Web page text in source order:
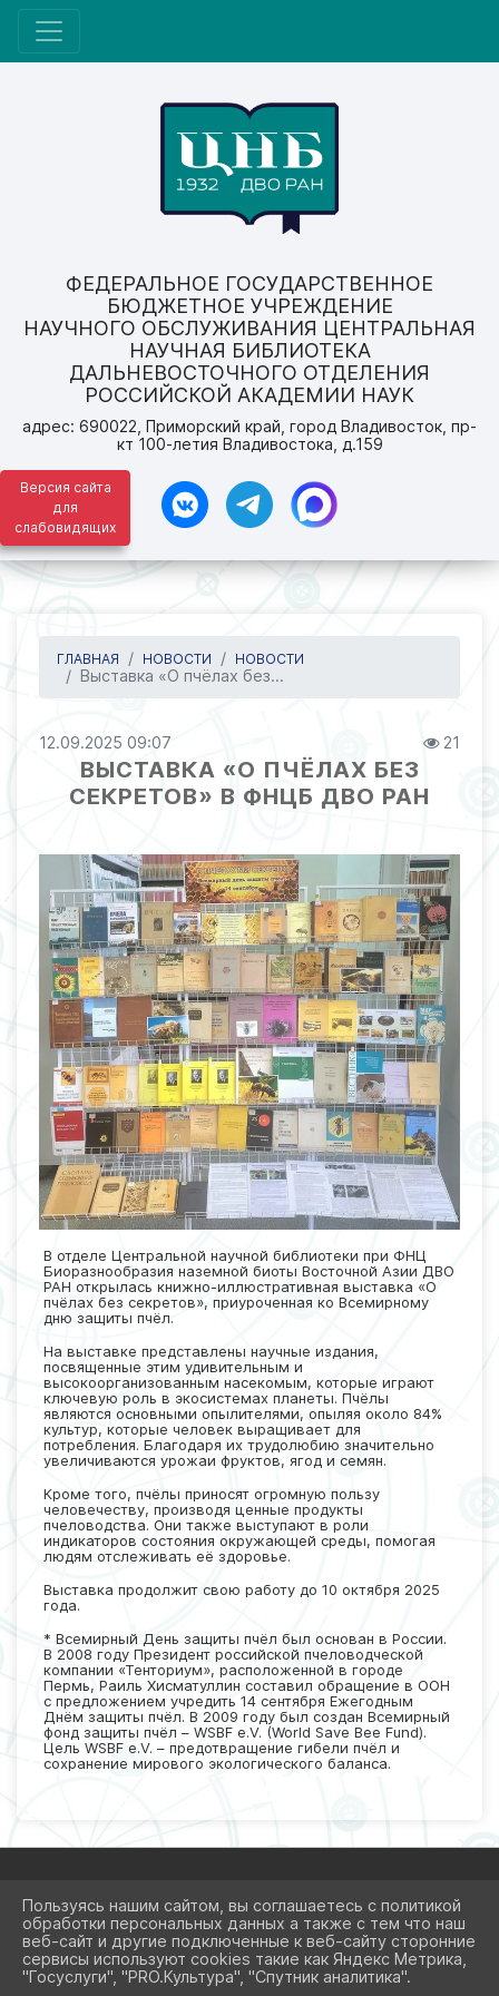
Версия сайта
для
слабовидящих
ФЕДЕРАЛЬНОЕ ГОСУДАРСТВЕННОЕ
БЮДЖЕТНОЕ УЧРЕЖДЕНИЕ
НАУЧНОГО ОБСЛУЖИВАНИЯ ЦЕНТРАЛЬНАЯ
НАУЧНАЯ БИБЛИОТЕКА
ДАЛЬНЕВОСТОЧНОГО ОТДЕЛЕНИЯ
РОССИЙСКОЙ АКАДЕМИИ НАУК
адрес: 690022, Приморский край, город Владивосток, пр-
кт 100-летия Владивостока, д.159
ГЛАВНАЯ НОВОСТИ НОВОСТИ
Выставка «О пчёлах без...
12.09.2025 09:07 21
ВЫСТАВКА «О ПЧЁЛАХ БЕЗ
СЕКРЕТОВ» В ФНЦБ ДВО РАН
В отделе Центральной научной библиотеки при ФНЦ
Биоразнообразия наземной биоты Восточной Азии ДВО
РАН открылась книжно-иллюстративная выставка «О
пчёлах без секретов», приуроченная ко Всемирному
дню защиты пчёл.
На выставке представлены научные издания,
посвященные этим удивительным и
высокоорганизованным насекомым, которые играют
ключевую роль в экосистемах планеты. Пчёлы
являются основными опылителями, опыляя около 84%
культур, которые человек выращивает для
потребления. Благодаря их трудолюбию значительно
увеличиваются урожаи фруктов, ягод и семян.
Кроме того, пчёлы приносят огромную пользу
человечеству, производя ценные продукты
пчеловодства. Они также выступают в роли
индикаторов состояния окружающей среды, помогая
людям отслеживать её здоровье.
Выставка продолжит свою работу до 10 октября 2025
года.
* Всемирный День защиты пчёл был основан в России.
В 2008 году Президент российской пчеловодческой
компании «Тенториум», расположенной в городе
Пермь, Раиль Хисматуллин составил обращение в ООН
с предложением учредить 14 сентября Ежегодным
Днём защиты пчёл. В 2009 году был создан Всемирный
фонд защиты пчёл – WSBF e.V. (World Save Bee Fund).
Цель WSBF e.V. – предотвращение гибели пчёл и
сохранение мирового экологического баланса.
2026 Г. CNBDVO.RU
ВХОД
КАРТА САЙТА
ПОЛИТИКА ОБРАБОТКИ ПЕРСОНАЛЬНЫХ ДАННЫХ
Пользуясь нашим сайтом, вы соглашаетесь с политикой
обработки персональных данных а также с тем что наш
веб-сайт и другие подключенные к веб-сайту сторонние
сервисы используют cookies такие как Яндекс Метрика,
"Госуслуги", "PRO.Культура", "Спутник аналитика".